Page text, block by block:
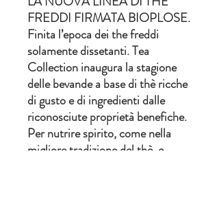
FREDDI FIRMATA BIOPLOSE.
Finita l’epoca dei the freddi
solamente dissetanti. Tea
Collection inaugura la stagione
delle bevande a base di thè ricche
di gusto e di ingredienti dalle
riconosciute proprietà benefiche.
Per nutrire spirito, come nella
migliore tradizione del thè, e